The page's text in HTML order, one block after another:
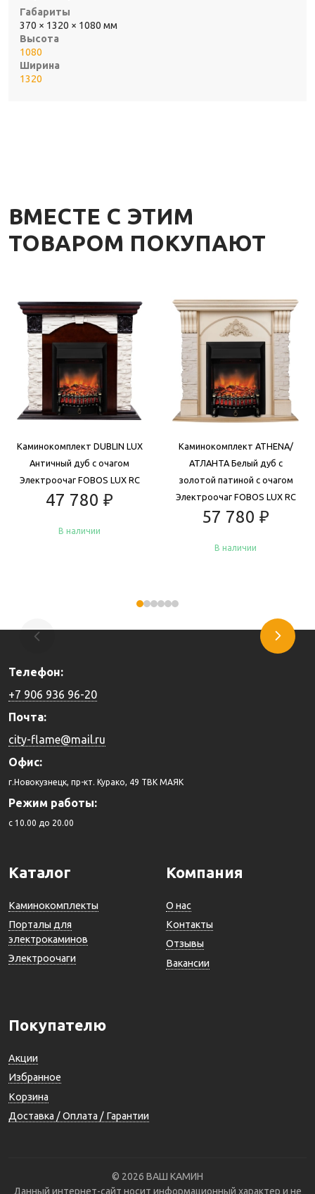
Габариты
370 × 1320 × 1080 мм
Высота
1080
Ширина
1320
ВМЕСТЕ С ЭТИМ
ТОВАРОМ ПОКУПАЮТ
Каминокомплект DUBLIN LUX
Античный дуб с очагом
Электроочаг FOBOS LUX RC
47 780 ₽
В наличии
Каминокомплект ATHENA/
АТЛАНТА Белый дуб с
золотой патиной с очагом
Электроочаг FOBOS LUX RC
57 780 ₽
В наличии
Телефон:
+7 906 936 96-20
Почта:
city-flame@mail.ru
Офис:
г.Новокузнецк, пр-кт. Курако, 49 ТВК МАЯК
Режим работы:
c 10.00 до 20.00
Каталог
Каминокомплекты
Порталы для
электрокаминов
Электроочаги
Компания
О нас
Контакты
Отзывы
Вакансии
Покупателю
Акции
Избранное
Корзина
Доставка / Оплата / Гарантии
© 2026 ВАШ КАМИН
Данный интернет-сайт носит информационный характер и не